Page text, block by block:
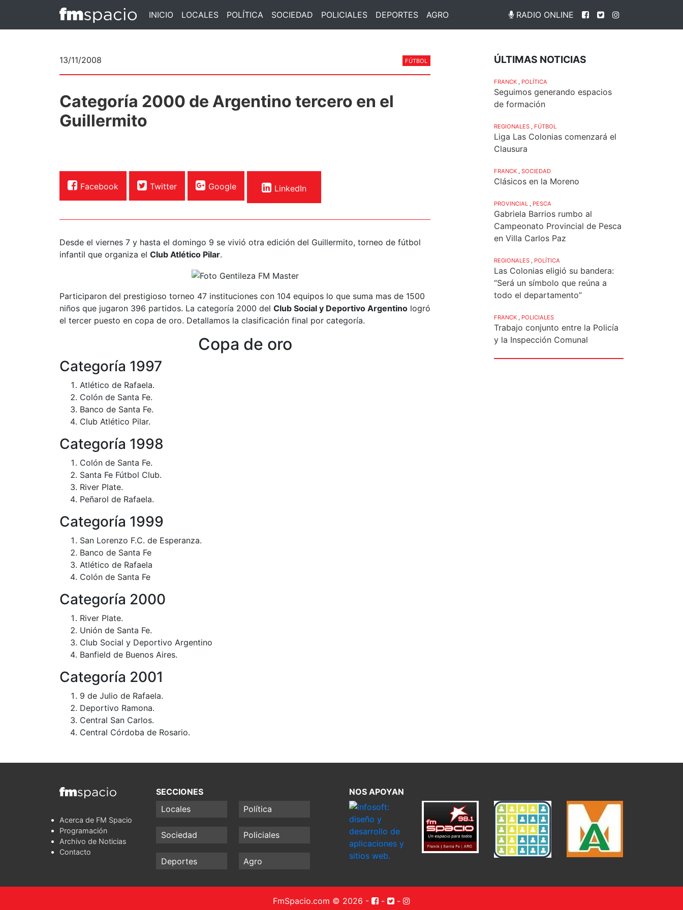
INICIO LOCALES POLÍTICA SOCIEDAD POLICIALES DEPORTES AGRO RADIO ONLINE
13/11/2008 FÚTBOL
Categoría 2000 de Argentino tercero en el
Guillermito
Facebook Twitter Google LinkedIn
Desde el viernes 7 y hasta el domingo 9 se vivió otra edición del Guillermito, torneo de fútbol
infantil que organiza el Club Atlético Pilar.
Participaron del prestigioso torneo 47 instituciones con 104 equipos lo que suma mas de 1500
niños que jugaron 396 partidos. La categoría 2000 del Club Social y Deportivo Argentino logró
el tercer puesto en copa de oro. Detallamos la clasificación final por categoría.
Copa de oro
Categoría 1997
Atlético de Rafaela.
Colón de Santa Fe.
Banco de Santa Fe.
Club Atlético Pilar.
Categoría 1998
Colón de Santa Fe.
Santa Fe Fútbol Club.
River Plate.
Peñarol de Rafaela.
Categoría 1999
San Lorenzo F.C. de Esperanza.
Banco de Santa Fe
Atlético de Rafaela
Colón de Santa Fe
Categoría 2000
River Plate.
Unión de Santa Fe.
Club Social y Deportivo Argentino
Banfield de Buenos Aires.
Categoría 2001
9 de Julio de Rafaela.
Deportivo Ramona.
Central San Carlos.
Central Córdoba de Rosario.
ÚLTIMAS NOTICIAS
FRANCK POLÍTICA
Seguimos generando espacios
de formación
REGIONALES FÚTBOL
Liga Las Colonias comenzará el
Clausura
FRANCK SOCIEDAD
Clásicos en la Moreno
PROVINCIAL PESCA
Gabriela Barrios rumbo al
Campeonato Provincial de Pesca
en Villa Carlos Paz
REGIONALES POLÍTICA
Las Colonias eligió su bandera:
“Será un símbolo que reúna a
todo el departamento”
FRANCK POLICIALES
Trabajo conjunto entre la Policía
y la Inspección Comunal
Acerca de FM Spacio
Programación
Archivo de Noticias
Contacto
SECCIONES
Locales
Política
Sociedad Policiales
Deportes Agro
NOS APOYAN
FmSpacio.com © 2026 - - -